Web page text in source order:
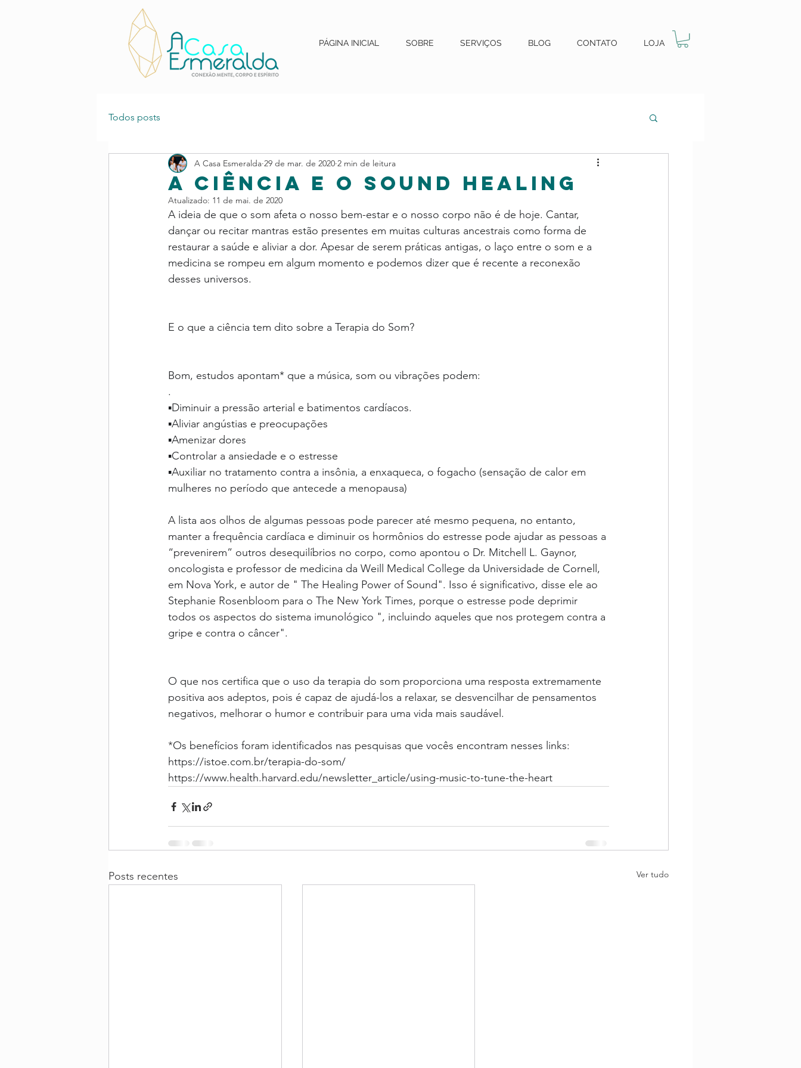
PÁGINA INICIAL SOBRE SERVIÇOS BLOG CONTATO LOJA
Todos posts
A CIÊNCIA E O SOUND HEALING
A Casa Esmeralda 29 de mar. de 2020 2 min de leitura
Atualizado: 11 de mai. de 2020
A ideia de que o som afeta o nosso bem-estar e o nosso corpo não é de hoje. Cantar,
dançar ou recitar mantras estão presentes em muitas culturas ancestrais como forma de
restaurar a saúde e aliviar a dor. Apesar de serem práticas antigas, o laço entre o som e a
medicina se rompeu em algum momento e podemos dizer que é recente a reconexão
desses universos.
E o que a ciência tem dito sobre a Terapia do Som?
Bom, estudos apontam* que a música, som ou vibrações podem:
.
▪Diminuir a pressão arterial e batimentos cardíacos.
▪Aliviar angústias e preocupações
▪Amenizar dores
▪Controlar a ansiedade e o estresse
▪Auxiliar no tratamento contra a insônia, a enxaqueca, o fogacho (sensação de calor em
mulheres no período que antecede a menopausa)
A lista aos olhos de algumas pessoas pode parecer até mesmo pequena, no entanto,
manter a frequência cardíaca e diminuir os hormônios do estresse pode ajudar as pessoas a
“prevenirem” outros desequilíbrios no corpo, como apontou o Dr. Mitchell L. Gaynor,
oncologista e professor de medicina da Weill Medical College da Universidade de Cornell,
em Nova York, e autor de " The Healing Power of Sound". Isso é significativo, disse ele ao
Stephanie Rosenbloom para o The New York Times, porque o estresse pode deprimir
todos os aspectos do sistema imunológico ", incluindo aqueles que nos protegem contra a
gripe e contra o câncer".
O que nos certifica que o uso da terapia do som proporciona uma resposta extremamente
positiva aos adeptos, pois é capaz de ajudá-los a relaxar, se desvencilhar de pensamentos
negativos, melhorar o humor e contribuir para uma vida mais saudável.
*Os benefícios foram identificados nas pesquisas que vocês encontram nesses links:
https://istoe.com.br/terapia-do-som/
https://www.health.harvard.edu/newsletter_article/using-music-to-tune-the-heart
Posts recentes Ver tudo